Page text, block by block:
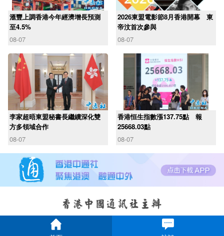
滙豐上調香港今年經濟增長預測
至4.5%
08-07
2026東盟電影節8月香港開幕 東
帝汶首次參與
08-07
李家超晤東盟秘書長繼續深化雙
方多領域合作
08-07
香港恒生指數漲137.75點 報
25668.03點
08-07